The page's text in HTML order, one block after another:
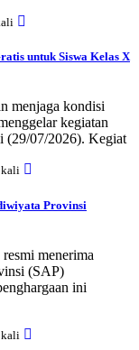
untuk Siswa Kelas X
menjaga kondisi
kegiatan
(29/07/2026). Kegiat
kali
Provinsi
menerima
(SAP)
ini